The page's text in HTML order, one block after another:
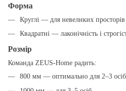
Форма
Круглі — для невеликих просторів
Квадратні — лаконічність і
Розмір
Команда ZEUS-Home радить:
800 мм — оптимально для 2–3 осіб